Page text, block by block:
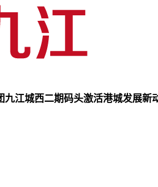
江城西二期码头激活港城发展新